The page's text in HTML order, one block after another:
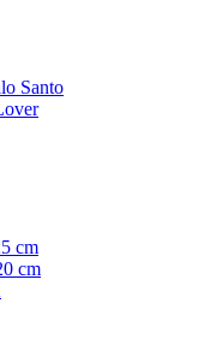
Santo
cm
cm